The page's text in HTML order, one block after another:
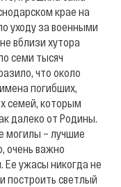
крае на
уходу за военными
вблизи хутора
семи тысяч
что около
погибших,
семей, которым
далеко от Родины.
могилы – лучшие
очень важно
Ее ужасы никогда не
построить светлый